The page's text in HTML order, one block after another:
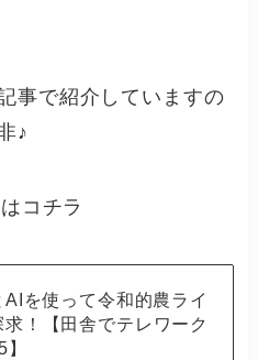
事で紹介していますの
♪
コチラ
AIを使って令和的農ライ
求！【田舎でテレワーク